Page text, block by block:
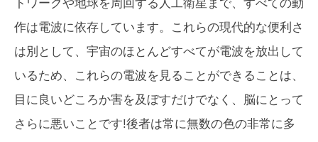
トワークや地球を周回する人工衛星まで、すべての動
作は電波に依存しています。これらの現代的な便利さ
は別として、宇宙のほとんどすべてが電波を放出して
いるため、これらの電波を見ることができることは、
目に良いどころか害を及ぼすだけでなく、脳にとって
さらに悪いことです!後者は常に無数の色の非常に多